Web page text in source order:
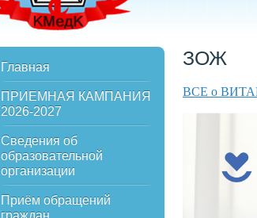
Главная
ПРИЕМНАЯ КАМПАНИЯ
2026-2027
Сведения об
образовательной
организации
Приём обращений
граждан
ЗОЖ
ВСЕ о